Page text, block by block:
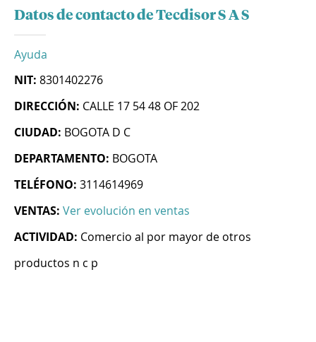
Datos de contacto de Tecdisor S A S
Ayuda
NIT: 8301402276
DIRECCIÓN: CALLE 17 54 48 OF 202
CIUDAD: BOGOTA D C
DEPARTAMENTO: BOGOTA
TELÉFONO: 3114614969
VENTAS: Ver evolución en ventas
ACTIVIDAD: Comercio al por mayor de otros
productos n c p